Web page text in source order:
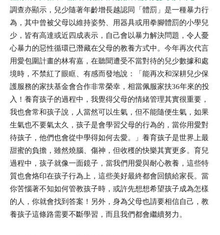
調查亦顯示，兒少隨著年齡增長越認同「體罰」是一種暴力行
為，其中曾被父母以維持姿勢、用器具或用拳腳體罰的小學兒
少，皆有高達或近四成表示，自己會以暴力解決問題，令人憂
心暴力的惡性循環已潛藏在父母的教養方式中。今年再次代言
用愛包圍計畫的林宥嘉，在聽聞遭受不當對待的兒少數據和處
境時，不禁紅了眼眶、有感而發地說：「能再次和深耕兒少保
護服務的家扶基金會合作非常榮幸，相當佩服家扶36年來的投
入！養育孩子的過程中，我覺得父母的情緒管理其實很重要，
我也會常和孩子說，人當然可以生氣，但不能隨便生氣，如果
生氣也不要氣太久，孩子是會學習父母的行為的，當你用愛對
待孩子，他們也會從中學得如何去愛。」養育孩子是世界上最
甜蜜的負擔，雖然燒腦、傷神，但收穫的快樂其實更多。育兒
過程中，孩子就像一面鏡子，當我們用愛與耐心教養，這些特
質也會烙印在孩子行為上，這些美好最終都會回饋給家長。當
你苦惱著不知如何管教孩子時，或許先想想希望孩子成為怎樣
的人，你就會找到答案！另外，身為父母也請要相信自己，教
養孩子這條路需要不斷學習，而且我們都會繼續努力。